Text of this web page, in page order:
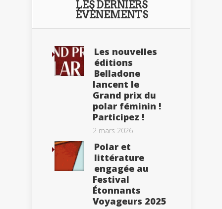
LES DERNIERS
ÉVÈNEMENTS
Les nouvelles
éditions
Belladone
lancent le
Grand prix du
polar féminin !
Participez !
2 mars 2026
Polar et
littérature
engagée au
Festival
Étonnants
Voyageurs 2025